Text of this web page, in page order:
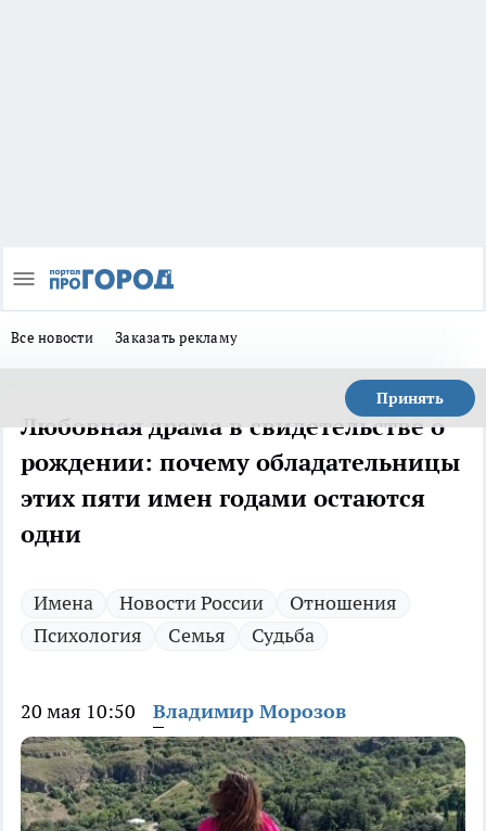
Все новости Заказать рекламу
Принять
Любовная драма в свидетельстве о
рождении: почему обладательницы
этих пяти имен годами остаются
одни
Имена Новости России
Отношения
Психология
Семья Судьба
20 мая 10:50 Владимир Морозов